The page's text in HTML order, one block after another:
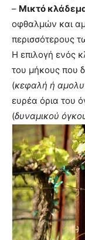
– Μικτό
οφθαλμών και
περισσότερους
Η επιλογή ενός
του μήκους που
(κεφαλή ή
ευρέα όρια του
(δυναμικού